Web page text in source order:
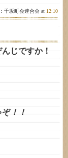
千坂町会連合会 at 12:10
じですか！
ぞ！！